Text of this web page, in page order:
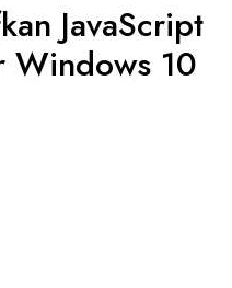
JavaScript
Windows 10